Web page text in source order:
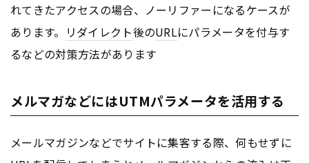
れてきたアクセスの場合、ノーリファーになるケースが
あります。 リダイレクト後のURLにパラメータを付与す
るなどの対策方法があります
メルマガなどにはUTMパラメータを活用する
メールマガジンなどでサイトに集客する際、何もせずに